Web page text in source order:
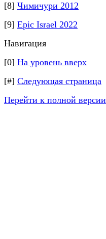
[8] Чимичури 2012
[9] Epic Israel 2022
Навигация
[0] На уровень вверх
[#] Следующая страница
Перейти к полной версии